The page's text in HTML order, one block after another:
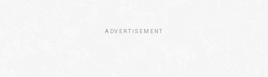
ADVERTISEMENT